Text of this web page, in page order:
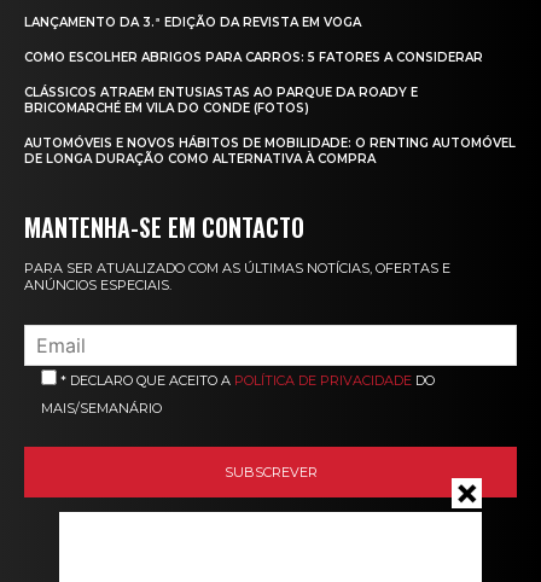
LANÇAMENTO DA 3.ª EDIÇÃO DA REVISTA EM VOGA
COMO ESCOLHER ABRIGOS PARA CARROS: 5 FATORES A CONSIDERAR
CLÁSSICOS ATRAEM ENTUSIASTAS AO PARQUE DA ROADY E
BRICOMARCHÉ EM VILA DO CONDE (FOTOS)
AUTOMÓVEIS E NOVOS HÁBITOS DE MOBILIDADE: O RENTING AUTOMÓVEL
DE LONGA DURAÇÃO COMO ALTERNATIVA À COMPRA
MANTENHA-SE EM CONTACTO
PARA SER ATUALIZADO COM AS ÚLTIMAS NOTÍCIAS, OFERTAS E
ANÚNCIOS ESPECIAIS.
* DECLARO QUE ACEITO A POLÍTICA DE PRIVACIDADE DO
MAIS/SEMANÁRIO